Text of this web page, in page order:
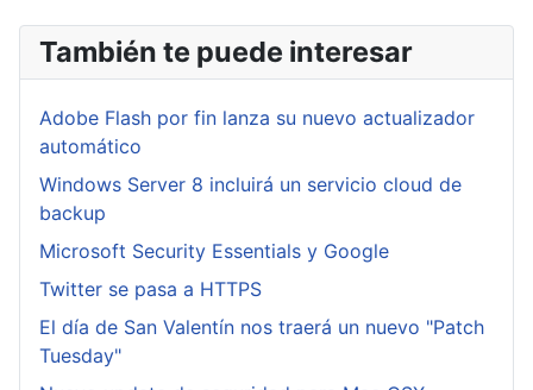
También te puede interesar
Adobe Flash por fin lanza su nuevo actualizador
automático
Windows Server 8 incluirá un servicio cloud de
backup
Microsoft Security Essentials y Google
Twitter se pasa a HTTPS
El día de San Valentín nos traerá un nuevo "Patch
Tuesday"